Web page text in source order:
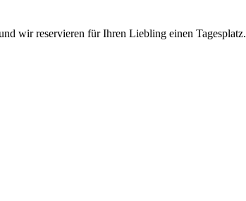
wir reservieren für Ihren Liebling einen Tagesplatz.